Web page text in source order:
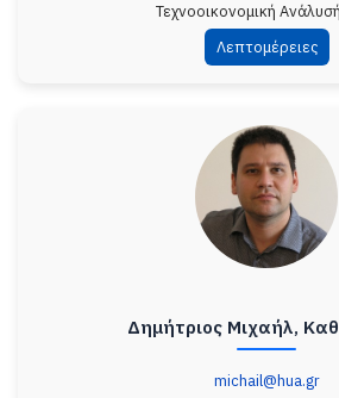
Τεχνοοικονομική
Λεπτομέρειες
Δημήτριος Μιχαήλ,
michail@hua.gr